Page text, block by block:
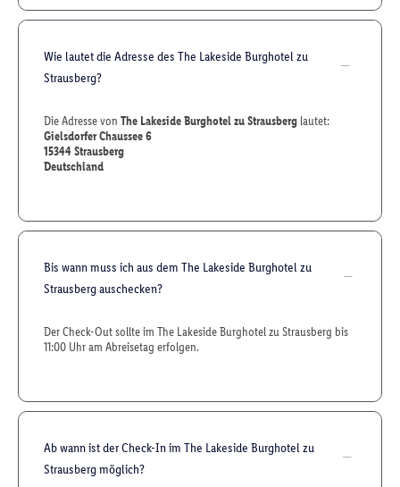
Wie lautet die Adresse des The Lakeside Burghotel zu
Strausberg?
Die Adresse von The Lakeside Burghotel zu Strausberg lautet:
Gielsdorfer Chaussee 6
15344Strausberg
Deutschland
Bis wann muss ich aus dem The Lakeside Burghotel zu
Strausberg auschecken?
Der Check-Out sollte im The Lakeside Burghotel zu Strausberg bis
11:00 Uhr am Abreisetag erfolgen.
Ab wann ist der Check-In im The Lakeside Burghotel zu
Strausberg möglich?